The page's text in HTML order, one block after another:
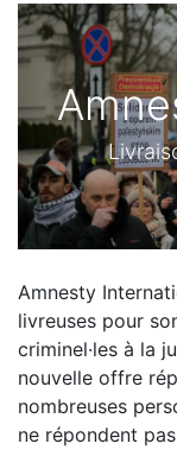
Amnesty
livreuses pour
criminel·les à la
nouvelle offre
nombreuses
ne répondent